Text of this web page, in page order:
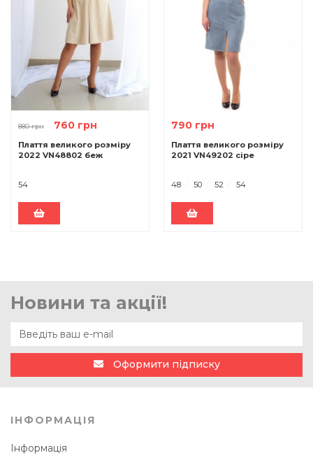
880 грн 760 грн
Плаття великого розміру
2022 VN48802 беж
54
790 грн
Плаття великого розміру
2021 VN49202 сіре
48 50 52 54
Новини та акції!
Оформити підписку
ІНФОРМАЦІЯ
Інформація